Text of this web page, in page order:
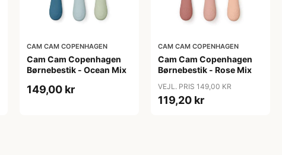
CAM CAM COPENHAGEN
Cam Cam Copenhagen
Børnebestik - Ocean Mix
149,00 kr
CAM CAM COPENHAGEN
Cam Cam Copenhagen
Børnebestik - Rose Mix
VEJL. PRIS 149,00 KR
119,20 kr